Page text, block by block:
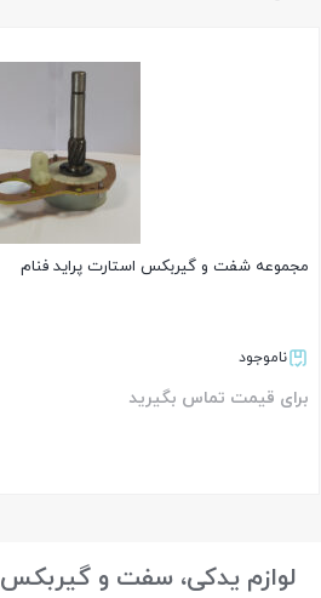
مجموعه شفت و گیربکس استارت پراید فنام
ناموجود
برای قیمت تماس بگیرید
لوازم یدکی، سفت و گیربکس